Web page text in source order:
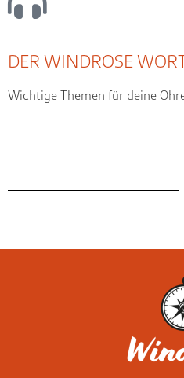
DER WINDROSE
Wichtige Themen für deine